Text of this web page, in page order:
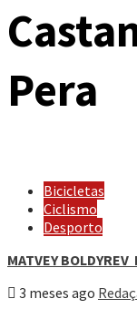
Pera
Bicicletas
Ciclismo
Desporto
MATVEY
3 meses ago